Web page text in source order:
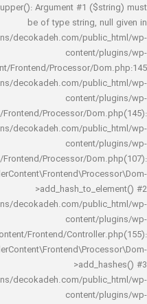
strtoupper(): Argument #1
be of type string,
domains/decokadeh.com/
Frontend/Processor/
domains/decokadeh.com/
Frontend/Processor/
domains/decokadeh.com/
Frontend/Processor/
domains/decokadeh.com/
Frontend/
domains/decokadeh.com/